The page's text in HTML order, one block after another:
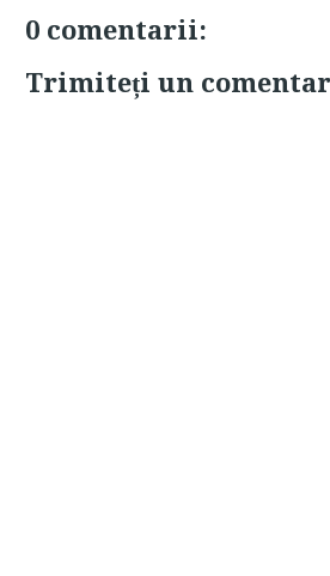
0 comentarii:
Trimiteți un